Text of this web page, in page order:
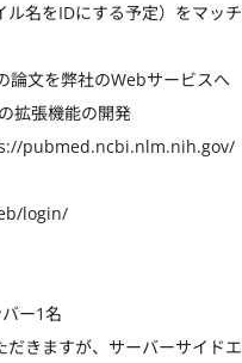
名をIDにする予定）をマッチ
文を弊社のWebサービスへ
拡張機能の開発
pubmed.ncbi.nlm.nih.gov/
login/
ー1名
きますが、サーバーサイドエ